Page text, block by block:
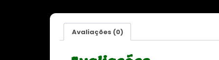
Avaliações (0)
Sale 8%